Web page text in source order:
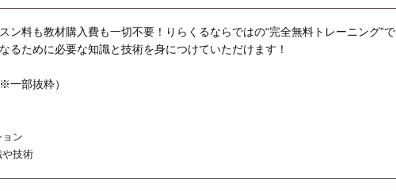
ン料も教材購入費も一切不要！りらくるならではの“完全無料トレーニング”で
るために必要な知識と技術を身につけていただけます！
一部抜粋）
ン
や技術